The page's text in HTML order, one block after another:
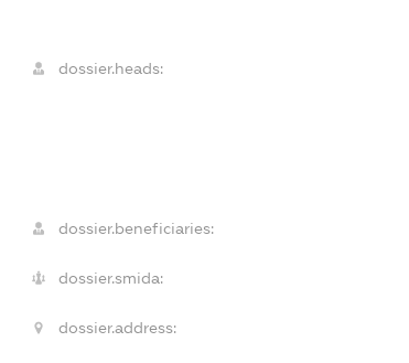
dossier.heads:
dossier.beneficiaries:
dossier.smida:
dossier.address: